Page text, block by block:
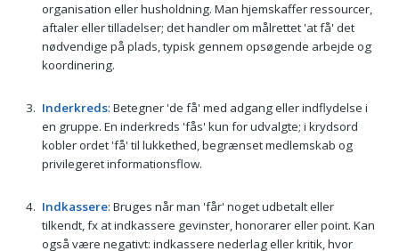
organisation eller husholdning. Man hjemskaffer ressourcer,
aftaler eller tilladelser; det handler om målrettet 'at få' det
nødvendige på plads, typisk gennem opsøgende arbejde og
koordinering.
Inderkreds: Betegner 'de få' med adgang eller indflydelse i
en gruppe. En inderkreds 'fås' kun for udvalgte; i krydsord
kobler ordet 'få' til lukkethed, begrænset medlemskab og
privilegeret informationsflow.
Indkassere: Bruges når man 'får' noget udbetalt eller
tilkendt, fx at indkassere gevinster, honorarer eller point. Kan
også være negativt: indkassere nederlag eller kritik, hvor